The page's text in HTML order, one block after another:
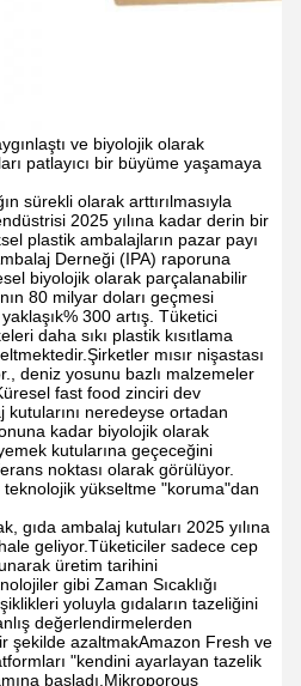
ve biyolojik olarak
patlayıcı bir büyüme yaşamaya
sürekli olarak arttırılmasıyla
2025 yılına kadar derin bir
plastik ambalajların pazar payı
Derneği (IPA) raporuna
biyolojik olarak parçalanabilir
80 milyar doları geçmesi
300 artış. Tüketici
daha sıkı plastik kısıtlama
mısır nişastası
deniz yosunu bazlı malzemeler
fast food zinciri dev
neredeyse ortadan
kadar biyolojik olarak
kutularına geçeceğini
noktası olarak görülüyor.
teknolojik yükseltme "koruma"dan
gıda ambalaj kutuları 2025 yılına
geliyor.Tüketiciler sadece cep
üretim tarihini
gibi Zaman Sıcaklığı
yoluyla gıdaların tazeliğini
değerlendirmelerden
şekilde azaltmakAmazon Fresh ve
"kendini ayarlayan tazelik
başladı.Mikroporous